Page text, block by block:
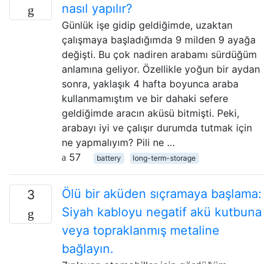
nasıl yapılır?
Günlük işe gidip geldiğimde, uzaktan
çalışmaya başladığımda 9 milden 9 ayağa
değişti. Bu çok nadiren arabamı sürdüğüm
anlamına geliyor. Özellikle yoğun bir aydan
sonra, yaklaşık 4 hafta boyunca araba
kullanmamıştım ve bir dahaki sefere
geldiğimde aracın aküsü bitmişti. Peki,
arabayı iyi ve çalışır durumda tutmak için
ne yapmalıyım? Pili ne …
57
battery long-term-storage
3
Ölü bir aküden sıçramaya başlama:
Siyah kabloyu negatif akü kutbuna
veya topraklanmış metaline
bağlayın.